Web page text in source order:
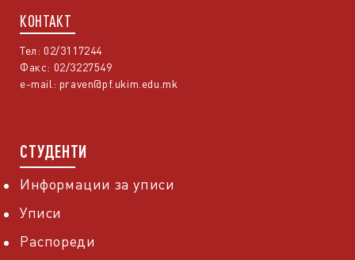
КОНТАКТ
Тел: 02/3117244
Факс: 02/3227549
e-mail: praven@pf.ukim.edu.mk
СТУДЕНТИ
Информации за уписи
Уписи
Распореди